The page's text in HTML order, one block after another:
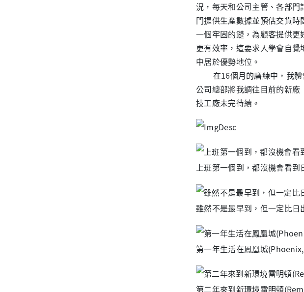
況，每天和公司主管、各部
門提供生產數據並預估交貨
一個牢固的鏈，為顧客提供
更有效率，這要求人學會自
中居於優勢地位。
在16個月的磨練中，我體
公司總部將我調往目前的新
技工廠未完待續。
上班第一個到，都沒機會看到
雖然不是最早到，但一定比日
第一年生活在鳳凰城
第二年來到新環境雷明頓